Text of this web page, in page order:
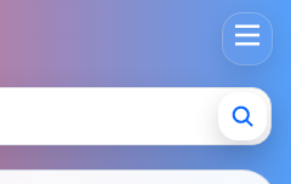
부산마사지 부산홈타이 부산출